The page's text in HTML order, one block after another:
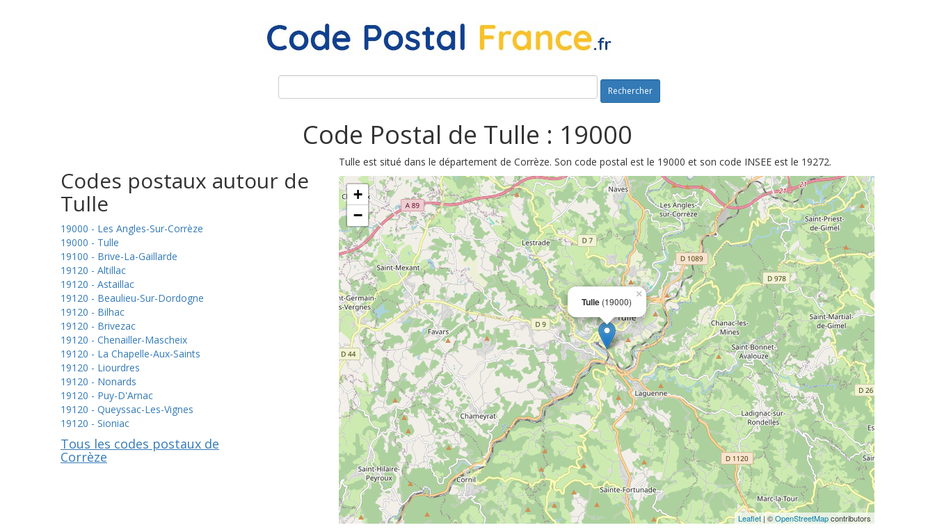
Rechercher
Code Postal de Tulle : 19000
Codes postaux autour de
Tulle
19000 - Les Angles-Sur-Corrèze
19000 - Tulle
19100 - Brive-La-Gaillarde
19120 - Altillac
19120 - Astaillac
19120 - Beaulieu-Sur-Dordogne
19120 - Bilhac
19120 - Brivezac
19120 - Chenailler-Mascheix
19120 - La Chapelle-Aux-Saints
19120 - Liourdres
19120 - Nonards
19120 - Puy-D'Arnac
19120 - Queyssac-Les-Vignes
19120 - Sioniac
Tous les codes postaux de
Corrèze
Tulle est situé dans le département de Corrèze. Son code postal est le 19000 et son code INSEE est le 19272.
Tulle (19000)
×
+
−
Leaflet | ©OpenStreetMapcontributors